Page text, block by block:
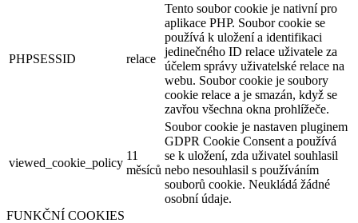
PHPSESSID relace
Tento soubor cookie je nativní pro
aplikace PHP. Soubor cookie se
používá k uložení a identifikaci
jedinečného ID relace uživatele za
účelem správy uživatelské relace na
webu. Soubor cookie je soubory
cookie relace a je smazán, když se
zavřou všechna okna prohlížeče.
viewed_cookie_policy
11
měsíců
Soubor cookie je nastaven pluginem
GDPR Cookie Consent a používá
se k uložení, zda uživatel souhlasil
nebo nesouhlasil s používáním
souborů cookie. Neukládá žádné
osobní údaje.
FUNKČNÍ COOKIES